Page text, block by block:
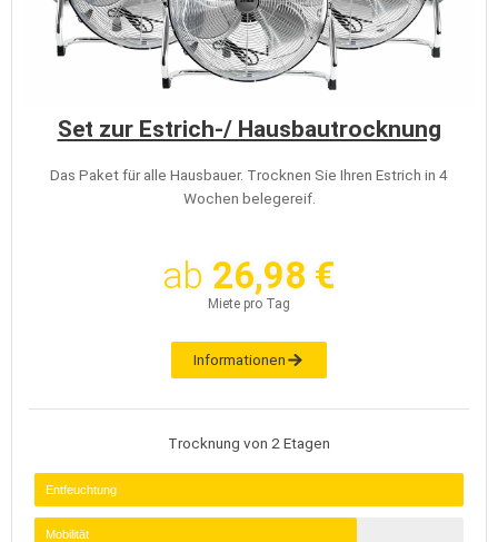
Set zur Estrich-/ Hausbautrocknung
Das Paket für alle Hausbauer. Trocknen Sie Ihren Estrich in 4
Wochen belegereif.
ab 26,98 €
Miete pro Tag
Informationen
Trocknung von 2 Etagen
Entfeuchtung
Mobilität